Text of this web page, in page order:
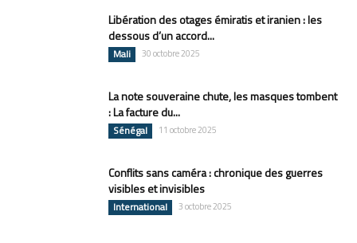
Libération des otages émiratis et iranien : les
dessous d’un accord...
Mali 30 octobre 2025
La note souveraine chute, les masques tombent
: La facture du...
Sénégal 11 octobre 2025
Conflits sans caméra : chronique des guerres
visibles et invisibles
International 3 octobre 2025